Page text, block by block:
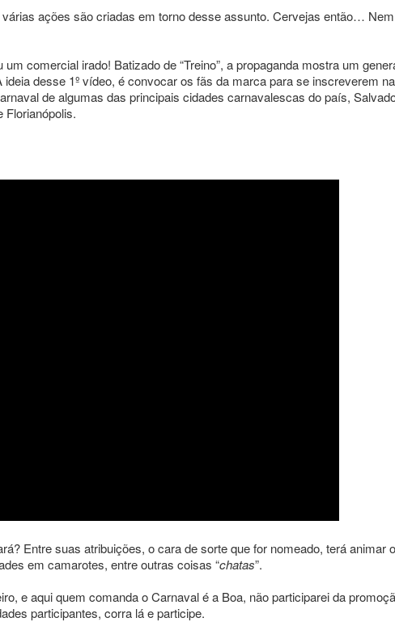
ações são criadas em torno desse assunto. Cervejas então…
um comercial irado! Batizado de “Treino”, a propaganda mostra um
desse 1º vídeo, é convocar os fãs da marca para se inscreverem na
de algumas das principais cidades carnavalescas do país,
Florianópolis.
Entre suas atribuições, o cara de sorte que for nomeado, terá animar o
em camarotes, entre outras coisas “chatas”.
e aqui quem comanda o Carnaval é a Boa, não participarei da
participantes, corra lá e participe.